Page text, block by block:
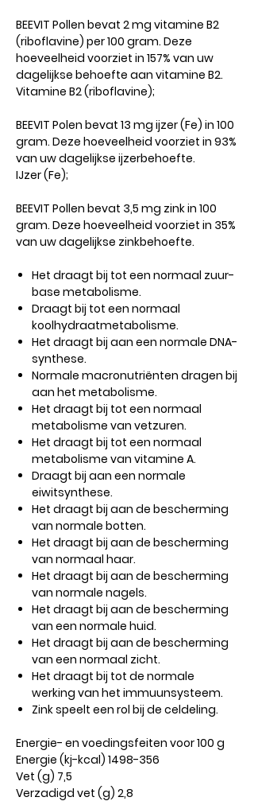
BEEVIT Pollen bevat 2 mg vitamine B2
(riboflavine) per 100 gram. Deze
hoeveelheid voorziet in 157% van uw
dagelijkse behoefte aan vitamine B2.
Vitamine B2 (riboflavine);
BEEVIT Polen bevat 13 mg ijzer (Fe) in 100
gram. Deze hoeveelheid voorziet in 93%
van uw dagelijkse ijzerbehoefte.
IJzer (Fe);
BEEVIT Pollen bevat 3,5 mg zink in 100
gram. Deze hoeveelheid voorziet in 35%
van uw dagelijkse zinkbehoefte.
Het draagt ​​bij tot een normaal zuur-
base metabolisme.
Draagt ​​bij tot een normaal
koolhydraatmetabolisme.
Het draagt ​​bij aan een normale DNA-
synthese.
Normale macronutriënten dragen bij
aan het metabolisme.
Het draagt ​​bij tot een normaal
metabolisme van vetzuren.
Het draagt ​​bij tot een normaal
metabolisme van vitamine A.
Draagt ​​bij aan een normale
eiwitsynthese.
Het draagt ​​bij aan de bescherming
van normale botten.
Het draagt ​​bij aan de bescherming
van normaal haar.
Het draagt ​​bij aan de bescherming
van normale nagels.
Het draagt ​​bij aan de bescherming
van een normale huid.
Het draagt ​​bij aan de bescherming
van een normaal zicht.
Het draagt ​​bij tot de normale
werking van het immuunsysteem.
Zink speelt een rol bij de celdeling.
Energie- en voedingsfeiten voor 100 g
Energie (kj-kcal) 1498-356
Vet (g) 7,5
Verzadigd vet (g) 2,8